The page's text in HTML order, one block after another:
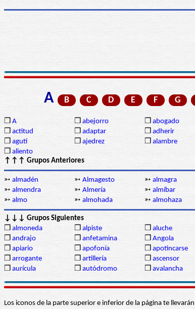
A B C D E F G
❒ A ❒ abejorro ❒ abogado
❒ actitud ❒ adaptar ❒ adherir
❒ agutí ❒ ajedrez ❒ alambre
❒ aliento
↑↑↑ Grupos Anteriores
➳ almadén ➳ Almagesto ➳ almagra
➳ almendra ➳ Almería ➳ almíbar
➳ almo ➳ almohada ➳ almohaza
↓↓↓ Grupos Siguientes
❒ almoneda ❒ alpiste ❒ aluche
❒ andrajo ❒ anfetamina ❒ Angola
❒ apiario ❒ apofonía ❒ apotincarse
❒ arrogante ❒ artillería ❒ ascensor
❒ aurícula ❒ autódromo ❒ avalancha
Los iconos de la parte superior e inferior de la página te